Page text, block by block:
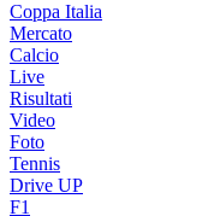
Coppa Italia
Mercato
Calcio
Live
Risultati
Video
Foto
Tennis
Drive UP
F1